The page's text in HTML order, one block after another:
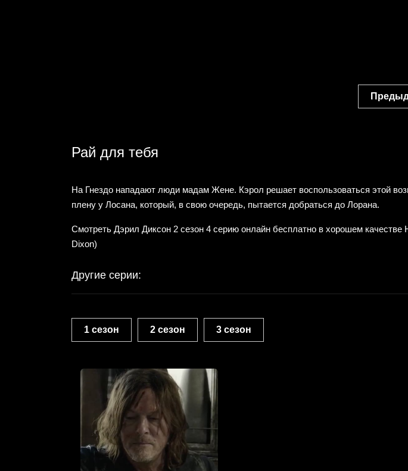
Рай для тебя
На Гнездо нападают люди мадам Жене. Кэрол решает воспользоваться этой
плену у Лосана, который, в свою очередь, пытается добраться до Лорана.
Смотреть Дэрил Диксон 2 сезон 4 серию онлайн бесплатно в хорошем
Dixon)
Другие серии:
1 сезон 2 сезон 3 сезон